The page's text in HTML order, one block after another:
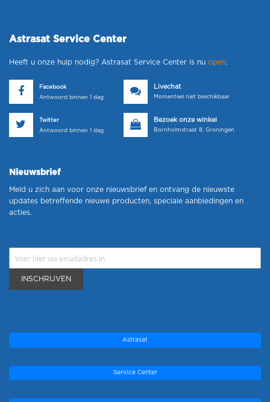
Astrasat Service Center
Heeft u onze hulp nodig? Astrasat Service Center is nu open.
Facebook
Antwoord binnen 1 dag
Livechat
Momenteel niet beschikbaar
Twitter
Antwoord binnen 1 dag
Bezoek onze winkel
Bornholmstraat 8, Groningen
Nieuwsbrief
Meld u zich aan voor onze nieuwsbrief en ontvang de nieuwste
updates betreffende nieuwe producten, speciale aanbiedingen en
acties.
INSCHRIJVEN
Astrasat
Service Center